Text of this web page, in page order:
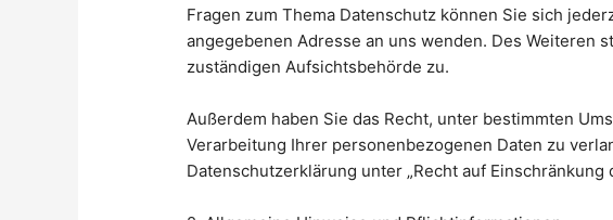
Fragen zum Thema Datenschutz können Sie sich
angegebenen Adresse an uns wenden. Des Weiteren
zuständigen Aufsichtsbehörde zu.
Außerdem haben Sie das Recht, unter bestimmten
Verarbeitung Ihrer personenbezogenen Daten zu
Datenschutzerklärung unter „Recht auf Einschränkung